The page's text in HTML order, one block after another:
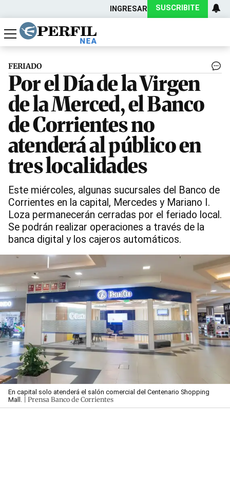
INGRESAR SUSCRIBITE
Política
Economía
Actualidad
FERIADO
Por el Día de la Virgen
de la Merced, el Banco
de Corrientes no
atenderá al público en
tres localidades
Este miércoles, algunas sucursales del Banco de
Corrientes en la capital, Mercedes y Mariano I.
Loza permanecerán cerradas por el feriado local.
Se podrán realizar operaciones a través de la
banca digital y los cajeros automáticos.
En capital solo atenderá el salón comercial del Centenario Shopping
Mall. | Prensa Banco de Corrientes